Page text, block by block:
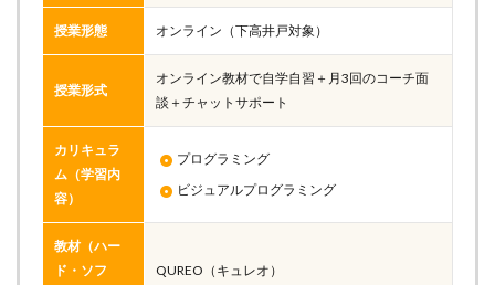
授業形態 オンライン（下高井戸対象）
授業形式
オンライン教材で自学自習＋月3回のコーチ面
談＋チャットサポート
カリキュラ
ム（学習内
容）
プログラミング
ビジュアルプログラミング
教材（ハー
ド・ソフ
QUREO（キュレオ）